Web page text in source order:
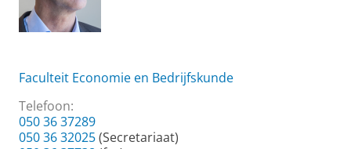
Faculteit Economie en Bedrijfskunde
Telefoon:
050 36 37289
050 36 32025(Secretariaat)